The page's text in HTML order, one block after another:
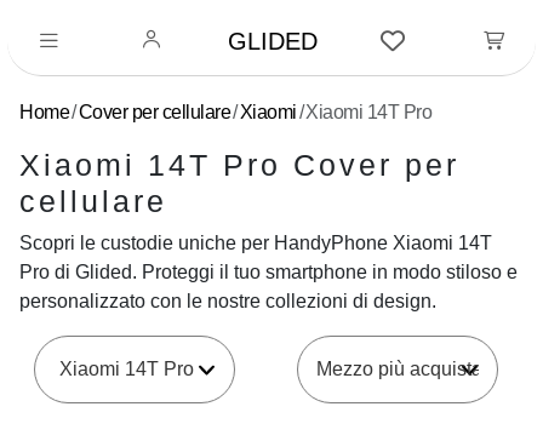
GLIDED
Home Cover per cellulare Xiaomi Xiaomi 14T Pro
Xiaomi 14T Pro Cover per
cellulare
Scopri le custodie uniche per HandyPhone Xiaomi 14T
Pro di Glided. Proteggi il tuo smartphone in modo stiloso e
personalizzato con le nostre collezioni di design.
Xiaomi 14T Pro